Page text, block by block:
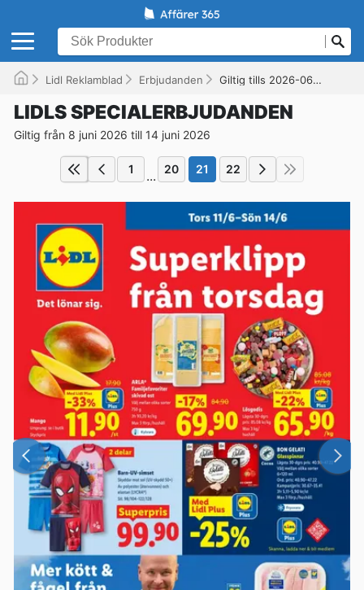
Lidl Reklamblad Erbjudanden Giltig tills 2026-06-14
LIDLS SPECIALERBJUDANDEN
Giltig från 8 juni 2026 till 14 juni 2026
1 ... 20 21 22